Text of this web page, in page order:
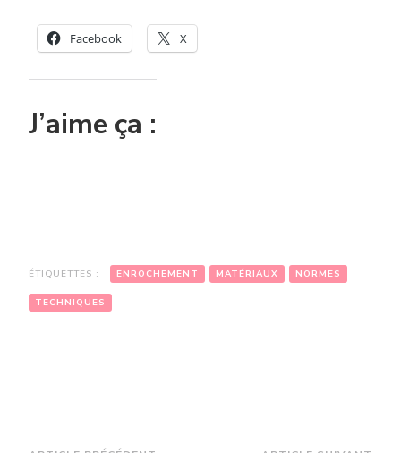
Facebook X
J’aime ça :
ÉTIQUETTES : ENROCHEMENT MATÉRIAUX NORMES
TECHNIQUES